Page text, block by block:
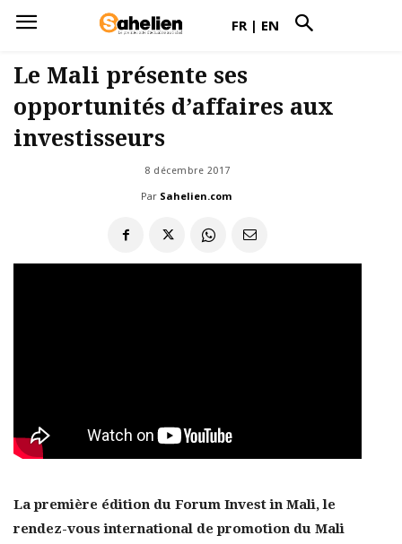
FR | EN
Le Mali présente ses
opportunités d’affaires aux
investisseurs
8 décembre 2017
Par Sahelien.com
La première édition du Forum Invest in Mali, le
rendez-vous international de promotion du Mali